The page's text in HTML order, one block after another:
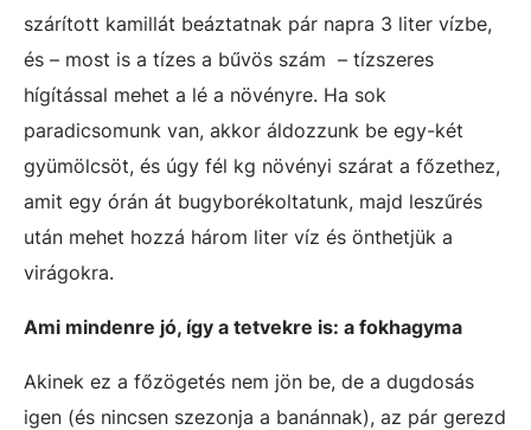
szárított kamillát beáztatnak pár napra 3 liter vízbe,
és – most is a tízes a bűvös szám – tízszeres
hígítással mehet a lé a növényre. Ha sok
paradicsomunk van, akkor áldozzunk be egy-két
gyümölcsöt, és úgy fél kg növényi szárat a főzethez,
amit egy órán át bugyborékoltatunk, majd leszűrés
után mehet hozzá három liter víz és önthetjük a
virágokra.
Ami mindenre jó, így a tetvekre is: a fokhagyma
Akinek ez a főzögetés nem jön be, de a dugdosás
igen (és nincsen szezonja a banánnak), az pár gerezd